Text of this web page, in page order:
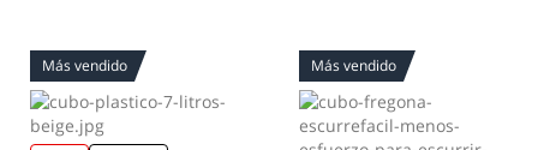
Más vendido Más vendido